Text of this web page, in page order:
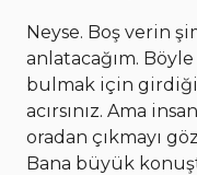
Neyse. Boş verin
anlatacağım.
bulmak için
acırsınız. Ama
oradan çıkmayı
Bana büyük